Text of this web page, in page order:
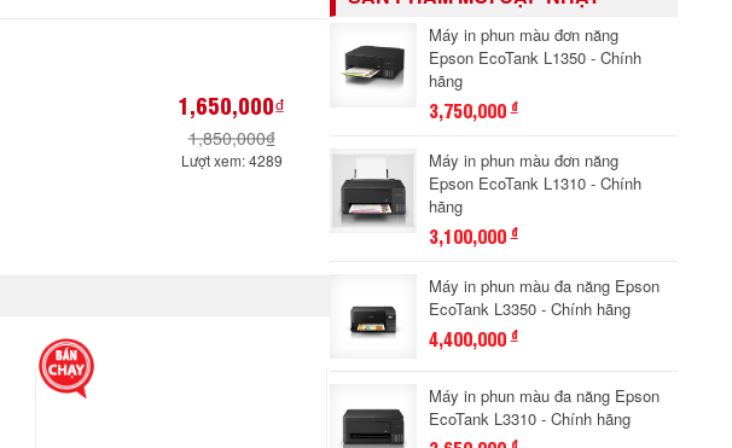
1,650,000₫
1,850,000₫
Lượt xem: 4289
Máy in phun màu đơn năng
Epson EcoTank L1350 - Chính
hãng
3,750,000đ
Máy in phun màu đơn năng
Epson EcoTank L1310 - Chính
hãng
3,100,000đ
Máy in phun màu đa năng Epson
EcoTank L3350 - Chính hãng
4,400,000đ
Máy in phun màu đa năng Epson
EcoTank L3310 - Chính hãng
đ